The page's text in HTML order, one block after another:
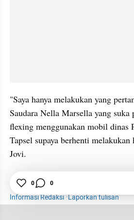
"Saya hanya melakukan yang
Saudara Nella Marsella yang suka
flexing menggunakan mobil dinas
Tapsel supaya berhenti
Jovi.
News Jaksa
Informasi Redaksi·Laporkan tulisan
0 0